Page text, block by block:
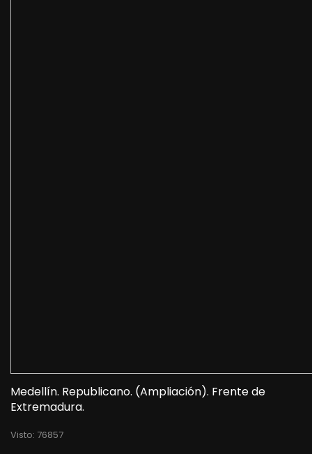
Medellín. Republicano. (Ampliación). Frente de
Extremadura.
Visto: 76857